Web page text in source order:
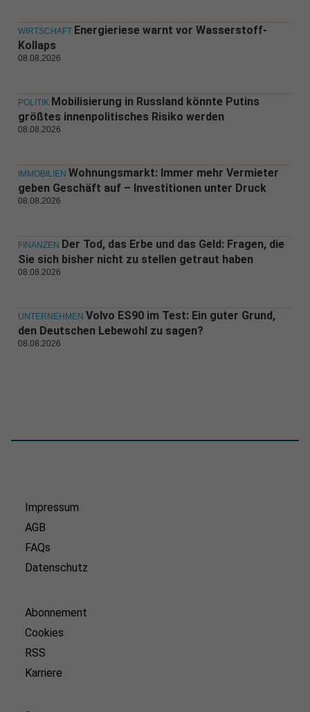
WIRTSCHAFT Energieriese warnt vor Wasserstoff-
Kollaps
08.08.2026
POLITIK Mobilisierung in Russland könnte Putins
größtes innenpolitisches Risiko werden
08.08.2026
IMMOBILIEN Wohnungsmarkt: Immer mehr Vermieter
geben Geschäft auf – Investitionen unter Druck
08.08.2026
FINANZEN Der Tod, das Erbe und das Geld: Fragen, die
Sie sich bisher nicht zu stellen getraut haben
08.08.2026
UNTERNEHMEN Volvo ES90 im Test: Ein guter Grund,
den Deutschen Lebewohl zu sagen?
08.08.2026
Impressum
AGB
FAQs
Datenschutz
Abonnement
Cookies
RSS
Karriere